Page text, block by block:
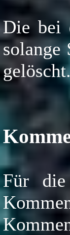
Die bei
solange
Für die